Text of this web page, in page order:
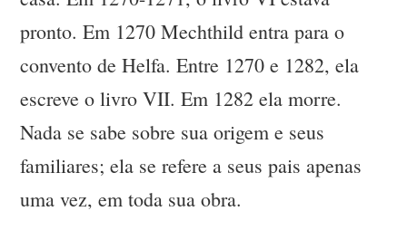
pronto. Em 1270 Mechthild entra para o
convento de Helfa. Entre 1270 e 1282, ela
escreve o livro VII. Em 1282 ela morre.
Nada se sabe sobre sua origem e seus
familiares; ela se refere a seus pais apenas
uma vez, em toda sua obra.